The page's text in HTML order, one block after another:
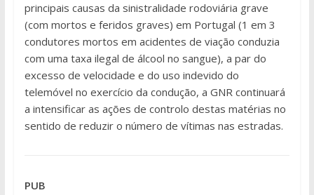
principais causas da sinistralidade rodoviária grave
(com mortos e feridos graves) em Portugal (1 em 3
condutores mortos em acidentes de viação conduzia
com uma taxa ilegal de álcool no sangue), a par do
excesso de velocidade e do uso indevido do
telemóvel no exercício da condução, a GNR continuará
a intensificar as ações de controlo destas matérias no
sentido de reduzir o número de vítimas nas estradas.
PUB